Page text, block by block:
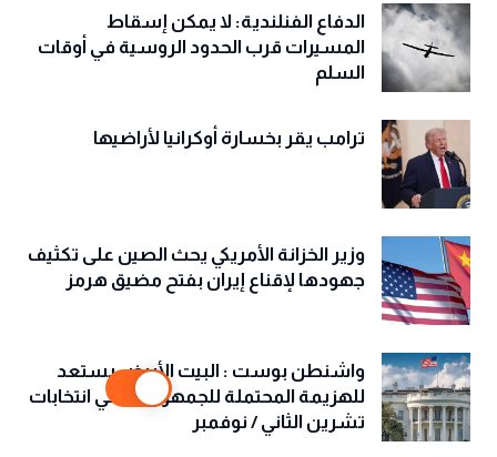
الدفاع الفنلندية: لا يمكن إسقاط
المسيرات قرب الحدود الروسية في أوقات
السلم
ترامب يقر بخسارة أوكرانيا لأراضيها
وزير الخزانة الأمريكي يحث الصين على تكثيف
جهودها لإقناع إيران بفتح مضيق هرمز
واشنطن بوست : البيت الأبيض يستعد
للهزيمة المحتملة للجمهوريين في انتخابات
تشرين الثاني / نوفمبر